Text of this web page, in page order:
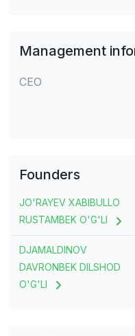
Management
CEO
Founders
JO'RAYEV XABIBULLO
RUSTAMBEK O'G'LI
DJAMALDINOV
DAVRONBEK DILSHOD
O'G'LI